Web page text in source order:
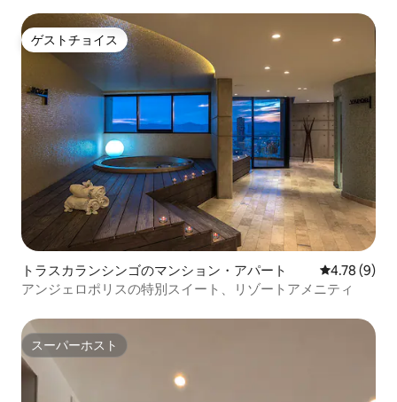
ゲストチョイス
ゲストチョイス
トラスカランシンゴのマンション・アパート レビュー9
4.78 (9)
アンジェロポリスの特別スイート、リゾートアメニティ
スーパーホスト
スーパーホスト